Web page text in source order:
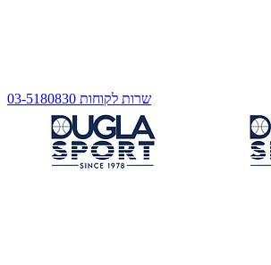
שרות לקוחות 03-5180830